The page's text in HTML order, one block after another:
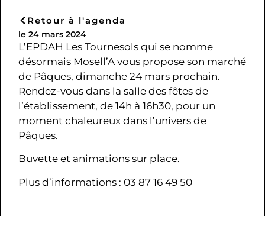
Retour à l'agenda
le 24 mars 2024
L’EPDAH Les Tournesols qui se nomme
désormais Mosell’A vous propose son marché
de Pâques, dimanche 24 mars prochain.
Rendez-vous dans la salle des fêtes de
l’établissement, de 14h à 16h30, pour un
moment chaleureux dans l’univers de
Pâques.
Buvette et animations sur place.
Plus d’informations : 03 87 16 49 50